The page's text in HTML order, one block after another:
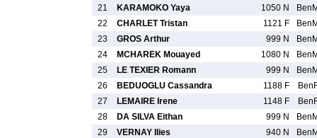
21
KARAMOKO Yaya 1050 N
22
CHARLET Tristan 1121 F
23
GROS Arthur 999 N
24
MCHAREK Mouayed 1080 N
25
LE TEXIER Romann 999 N
26
BEDUOGLU Cassandra 1188 F
27
LEMAIRE Irene 1148 F
28
DA SILVA Eithan 999 N
29
VERNAY Ilies 940 N